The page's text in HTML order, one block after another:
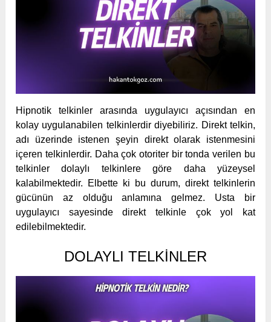
Hipnotik telkinler arasında uygulayıcı açısından en
kolay uygulanabilen telkinlerdir diyebiliriz. Direkt telkin,
adı üzerinde istenen şeyin direkt olarak istenmesini
içeren telkinlerdir. Daha çok otoriter bir tonda verilen bu
telkinler dolaylı telkinlere göre daha yüzeysel
kalabilmektedir. Elbette ki bu durum, direkt telkinlerin
gücünün az olduğu anlamına gelmez. Usta bir
uygulayıcı sayesinde direkt telkinle çok yol kat
edilebilmektedir.
DOLAYLI TELKINLER